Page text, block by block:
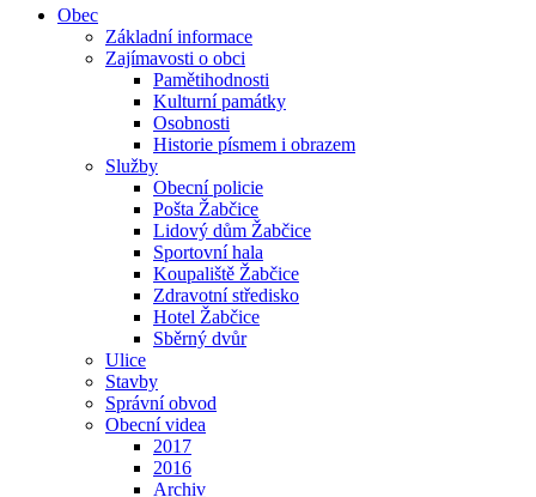
Obec
Základní informace
Zajímavosti o obci
Pamětihodnosti
Kulturní památky
Osobnosti
Historie písmem i obrazem
Služby
Obecní policie
Pošta Žabčice
Lidový dům Žabčice
Sportovní hala
Koupaliště Žabčice
Zdravotní středisko
Hotel Žabčice
Sběrný dvůr
Ulice
Stavby
Správní obvod
Obecní videa
2017
2016
Archiv